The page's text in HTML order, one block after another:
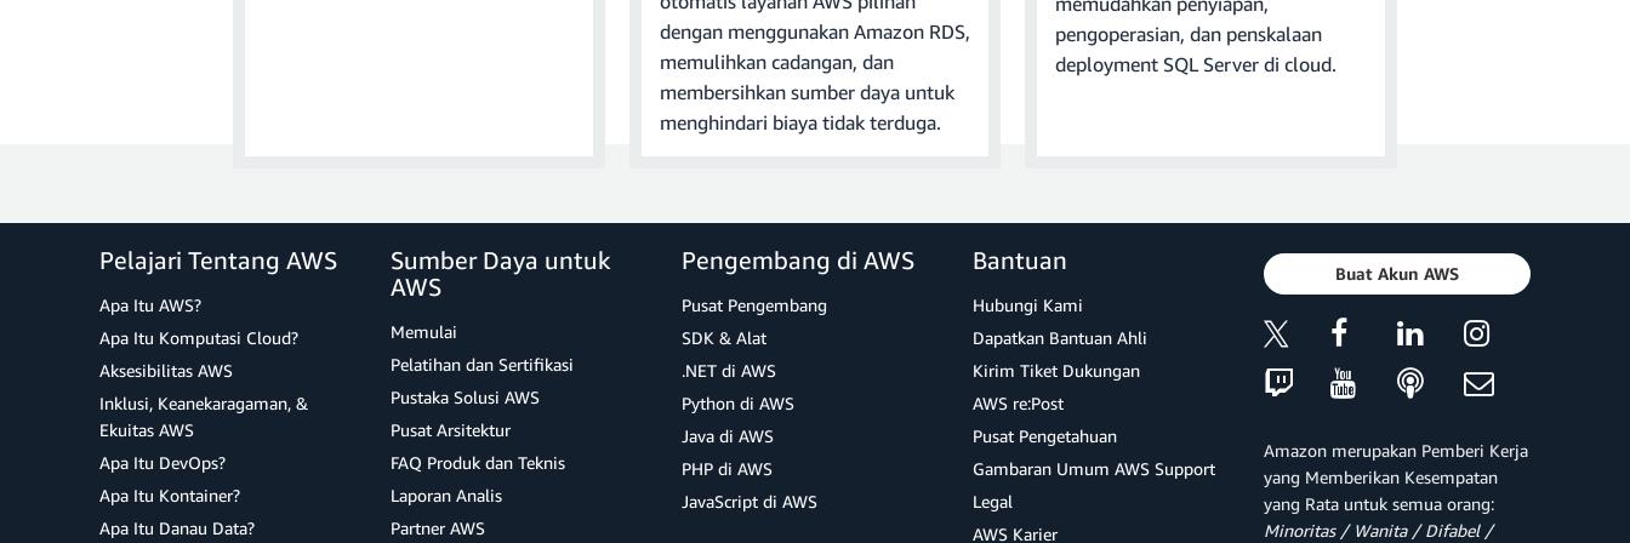
klik di sini driver JDBC terbaru dari situs web PostgreSQL. Simpan file di tempat yang
dapat dengan mudah ditemukan nantinya.
c. Sekarang Anda terhubung ke basis data. Dari Konsol Amazon RDS, pilih instans dari daftarDatabase (Basis Data) dan
b. Anda diminta untuk membuat snapshot terakhir dan mengonfirmasi penghapusan. Sebagai contoh kita, jangan buat
snapshot terakhir, nyatakan bahwa Anda ingin menghapus instans, lalu klik
: Menghapus Instans DB Anda mungkin memerlukan beberapa menit.
dengan menggunakan Amazon RDS,
memulihkan cadangan, dan
membersihkan sumber daya untuk
menghindari biaya tidak terduga.
pengoperasian, dan penskalaan
deployment SQL Server di cloud.
Pelajari Tentang AWS
Apa Itu AWS?
Apa Itu Komputasi Cloud?
Aksesibilitas AWS
Inklusi, Keanekaragaman, &
Ekuitas AWS
Apa Itu DevOps?
Apa Itu Kontainer?
Apa Itu Danau Data?
Sumber Daya untuk
AWS
Memulai
Pelatihan dan Sertifikasi
Pustaka Solusi AWS
Pusat Arsitektur
FAQ Produk dan Teknis
Laporan Analis
Partner AWS
Pengembang di AWS
Pusat Pengembang
SDK & Alat
.NET di AWS
Python di AWS
Java di AWS
PHP di AWS
JavaScript di AWS
Bantuan
Hubungi Kami
Dapatkan Bantuan Ahli
Kirim Tiket Dukungan
AWS re:Post
Pusat Pengetahuan
Gambaran Umum AWS Support
Legal
AWS Karier
Buat Akun AWS
Amazon merupakan Pemberi Kerja
yang Memberikan Kesempatan
yang Rata untuk semua orang:
Minoritas / Wanita / Difabel /